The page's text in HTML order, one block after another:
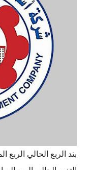
بند الربع الحالي الربع